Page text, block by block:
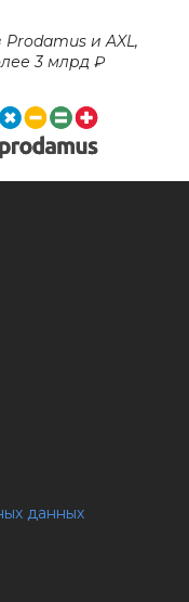
и AXL,
3 млрд ₽
данных